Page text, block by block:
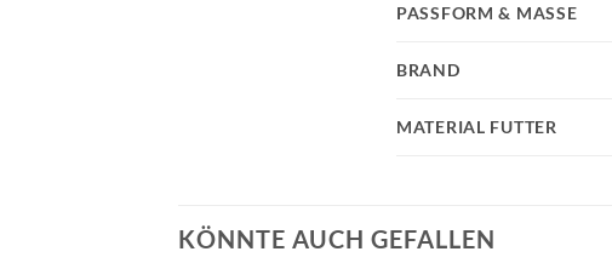
MATERIAL FUTTER
PASSFORM & MASSE
BRAND
KÖNNTE AUCH GEFALLEN